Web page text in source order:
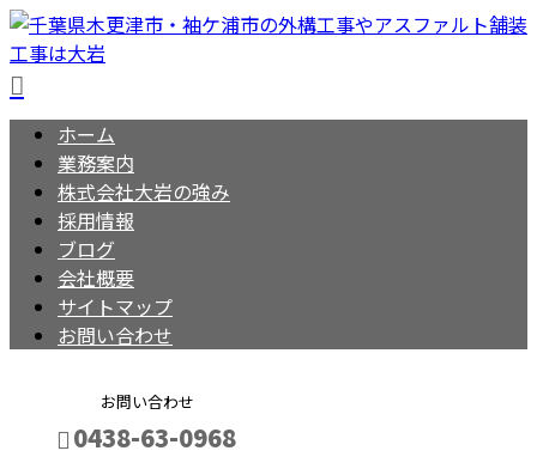
ホーム
業務案内
株式会社大岩の強み
採用情報
ブログ
会社概要
サイトマップ
お問い合わせ
お問い合わせ
0438-63-0968